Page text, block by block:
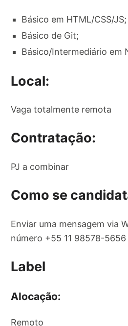
Básico em HTML/CSS/JS;
Básico de Git;
Básico/Intermediário em
Local:
Vaga totalmente remota
Contratação:
PJ a combinar
Como se
Enviar uma mensagem via
número +55 11 98578-5656
Label
Alocação:
Remoto